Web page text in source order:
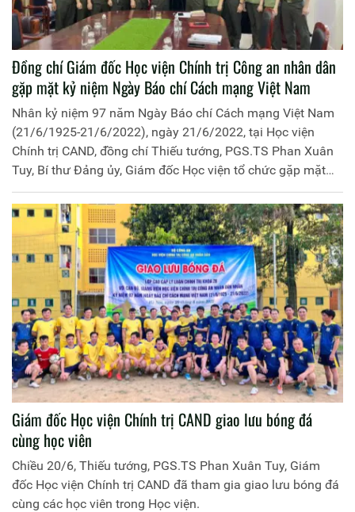
Đồng chí Giám đốc Học viện Chính trị Công an nhân dân
gặp mặt kỷ niệm Ngày Báo chí Cách mạng Việt Nam
Nhân kỷ niệm 97 năm Ngày Báo chí Cách mạng Việt Nam
(21/6/1925-21/6/2022), ngày 21/6/2022, tại Học viện
Chính trị CAND, đồng chí Thiếu tướng, PGS.TS Phan Xuân
Tuy, Bí thư Đảng ủy, Giám đốc Học viện tổ chức gặp mặt
các đơn vị chức năng thuộc Học viện nhân Ngày Báo chí
Cách mạng Việt Nam.
Giám đốc Học viện Chính trị CAND giao lưu bóng đá
cùng học viên
Chiều 20/6, Thiếu tướng, PGS.TS Phan Xuân Tuy, Giám
đốc Học viện Chính trị CAND đã tham gia giao lưu bóng đá
cùng các học viên trong Học viện.